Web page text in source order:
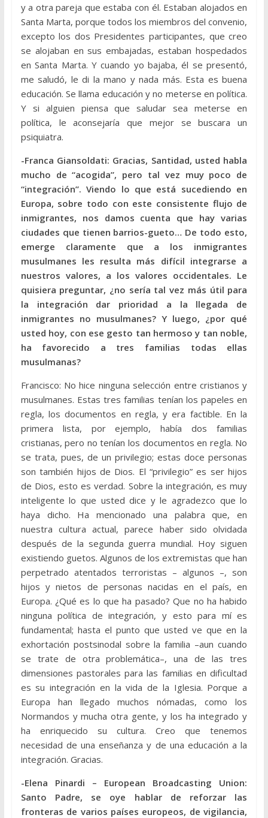
y a otra pareja que estaba con él. Estaban alojados en
Santa Marta, porque todos los miembros del convenio,
excepto los dos Presidentes participantes, que creo
se alojaban en sus embajadas, estaban hospedados
en Santa Marta. Y cuando yo bajaba, él se presentó,
me saludó, le di la mano y nada más. Esta es buena
educación. Se llama educación y no meterse en política.
Y si alguien piensa que saludar sea meterse en
política, le aconsejaría que mejor se buscara un
psiquiatra.
-Franca Giansoldati: Gracias, Santidad, usted habla
mucho de “acogida”, pero tal vez muy poco de
“integración”. Viendo lo que está sucediendo en
Europa, sobre todo con este consistente flujo de
inmigrantes, nos damos cuenta que hay varias
ciudades que tienen barrios-gueto… De todo esto,
emerge claramente que a los inmigrantes
musulmanes les resulta más difícil integrarse a
nuestros valores, a los valores occidentales. Le
quisiera preguntar, ¿no sería tal vez más útil para
la integración dar prioridad a la llegada de
inmigrantes no musulmanes? Y luego, ¿por qué
usted hoy, con ese gesto tan hermoso y tan noble,
ha favorecido a tres familias todas ellas
musulmanas?
Francisco: No hice ninguna selección entre cristianos y
musulmanes. Estas tres familias tenían los papeles en
regla, los documentos en regla, y era factible. En la
primera lista, por ejemplo, había dos familias
cristianas, pero no tenían los documentos en regla. No
se trata, pues, de un privilegio; estas doce personas
son también hijos de Dios. El “privilegio” es ser hijos
de Dios, esto es verdad. Sobre la integración, es muy
inteligente lo que usted dice y le agradezco que lo
haya dicho. Ha mencionado una palabra que, en
nuestra cultura actual, parece haber sido olvidada
después de la segunda guerra mundial. Hoy siguen
existiendo guetos. Algunos de los extremistas que han
perpetrado atentados terroristas – algunos –, son
hijos y nietos de personas nacidas en el país, en
Europa. ¿Qué es lo que ha pasado? Que no ha habido
ninguna política de integración, y esto para mí es
fundamental; hasta el punto que usted ve que en la
exhortación postsinodal sobre la familia –aun cuando
se trate de otra problemática–, una de las tres
dimensiones pastorales para las familias en dificultad
es su integración en la vida de la Iglesia. Porque a
Europa han llegado muchos nómadas, como los
Normandos y mucha otra gente, y los ha integrado y
ha enriquecido su cultura. Creo que tenemos
necesidad de una enseñanza y de una educación a la
integración. Gracias.
-Elena Pinardi – European Broadcasting Union:
Santo Padre, se oye hablar de reforzar las
fronteras de varios países europeos, de vigilancia,